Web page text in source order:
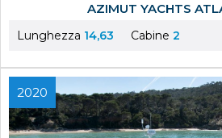
AZIMUT YACHTS
Lunghezza 14,63 Cabine 2
2020